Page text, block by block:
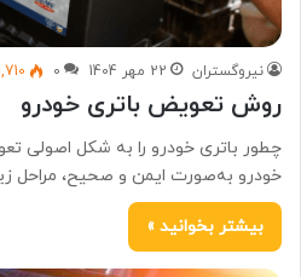
نیروگستران 22 مهر 1404 0
روش تعویض باتری خودرو
چطور باتری خودرو را به شکل اصولی
خودرو به‌صورت ایمن و صحیح، مراحل
بیشتر بخوانید »